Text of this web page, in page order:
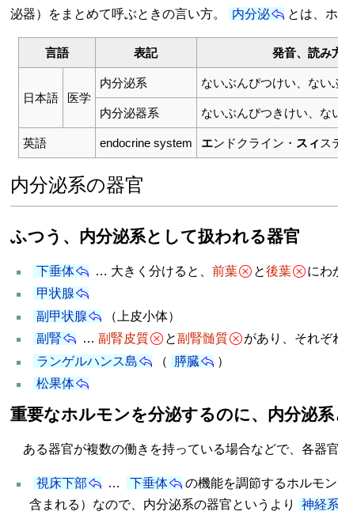
泌器）をまとめて呼ぶときの言い方。
内分泌 とは、
言語 表記 発音、読み
日本語 医学
内分泌系 ないぶんぴつけい、ない
内分泌器系 ないぶんぴつきけい、な
英語 endocrine system エンドクライン・ スィ ス
内分泌系の器官
ふつう、内分泌系として扱われる器官
下垂体 … 大きく分けると、 前葉 と後葉
にわ
甲状腺
副甲状腺
（上皮小体）
副腎
… 副腎皮質 と副腎髄質
があり、それぞ
ランゲルハンス島
（ 膵臓
）
松果体
重要なホルモンを分泌するのに、内分泌
ある器官が複数の働きを持っている場合などで、各器
視床下部 … 下垂体 の機能を調節するホルモ
含まれる）なので、内分泌系の器官というより
神経系